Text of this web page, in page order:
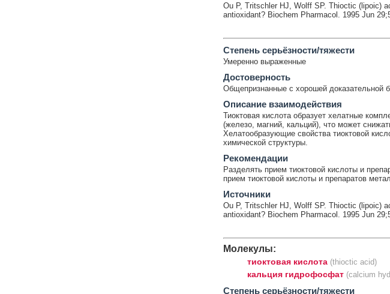
Ou P, Tritschler HJ, Wolff SP. Thioctic (lipoic)
antioxidant? Biochem Pharmacol. 1995 Jun
Cтепень серьёзности/тяжести
Умеренно выраженные
Достоверность
Общепризнанные с хорошей доказательной
Описание взаимодействия
Тиоктовая кислота образует хелатные
(железо, магний, кальций), что может
Хелатообразующие свойства тиоктовой
химической структуры.
Рекомендации
Разделять прием тиоктовой кислоты и
прием тиоктовой кислоты и препаратов
Источники
Ou P, Tritschler HJ, Wolff SP. Thioctic (lipoic)
antioxidant? Biochem Pharmacol. 1995 Jun
Молекулы:
тиоктовая кислота (thioctic acid)
кальция гидрофосфат (calcium
Cтепень серьёзности/тяжести